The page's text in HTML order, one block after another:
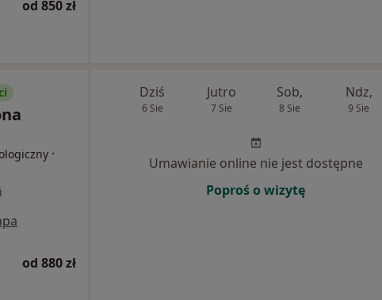
od 850 zł
·
od 880 zł
Dziś
6 Sie
Jutro
7 Sie
Sob,
8 Sie
Ndz,
9 Sie
Umawianie online nie jest dostępne
Poproś o wizytę